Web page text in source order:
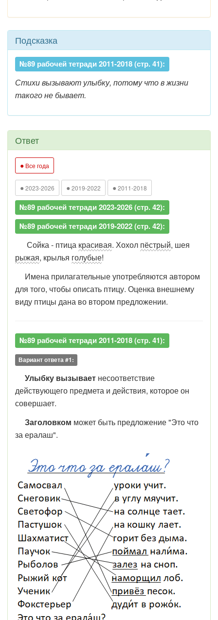
Подсказка
№89 рабочей тетради 2011-2018 (стр. 41):
Стихи вызывают улыбку, потому что в жизни
такого не бывает.
Ответ
● Все года
● 2023-2026 ● 2019-2022 ● 2011-2018
№89 рабочей тетради 2023-2026 (стр. 42):
№89 рабочей тетради 2019-2022 (стр. 42):
Сойка - птица красивая. Хохол пёстрый, шея
рыжая, крылья голубые!
Имена прилагательные употребляются автором
для того, чтобы описать птицу. Оценка внешнему
виду птицы дана во втором предложении.
№89 рабочей тетради 2011-2018 (стр. 41):
Вариант ответа #1:
Улыбку вызывает несоответствие
действующего предмета и действия, которое он
совершает.
Заголовком может быть предложение "Это что
за ералаш".